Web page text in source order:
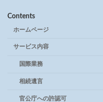
Contents
ホームページ
サービス内容
国際業務
相続遺言
官公庁への許認可